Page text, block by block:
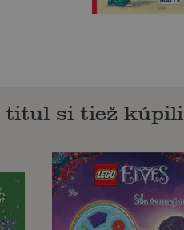
titul si tiež kúpili